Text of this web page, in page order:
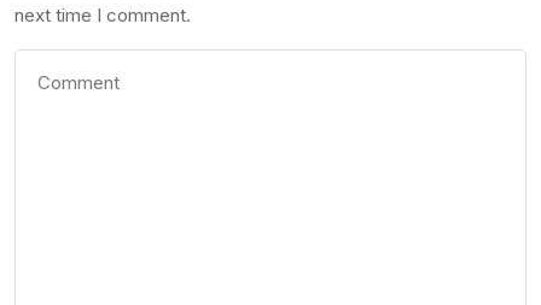
next time I comment.